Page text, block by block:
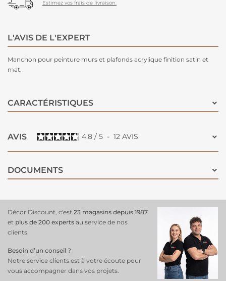
Estimez vos frais de livraison.
L'AVIS DE L'EXPERT
Manchon pour peinture murs et plafonds acrylique finition satin et
mat.
CARACTÉRISTIQUES
AVIS 4.8 / 5 - 12 AVIS
DOCUMENTS
Décor Discount, c'est 23 magasins depuis 1987
et plus de 200 experts au service de nos
clients.
Besoin d’un conseil ?
Notre service clients est à votre écoute pour
vous accompagner dans vos projets.